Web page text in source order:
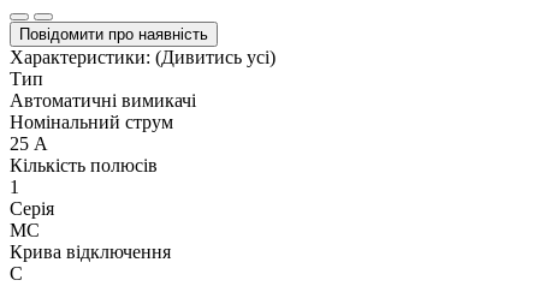
Повідомити про наявність
Характеристики: (Дивитись усі)
Тип
Автоматичні вимикачі
Номінальний струм
25 А
Кількість полюсів
1
Серія
MC
Крива відключення
C